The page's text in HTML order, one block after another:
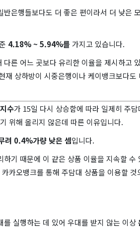
은행들보다도 더 좋은 편이라서 더 낮은
4.18% ~ 5.94%를 가지고 있습니다.
른 어느 곳보다 유리한 이율을 제시하고
재 상하방이 시중은행이나 케이뱅크보다도
수가 15일 다시 상승함에 따라 일제히 주
위해 올리지 않은데 따른 이유입니다.
려 0.4%가량 낮은 셈입니다.
기 때문에 이 같은 상품 이율을 지속할 수
카오뱅크를 통해 주담대 상품을 이용할 것
실행하는 데 있어 우대를 받지 않는 이상